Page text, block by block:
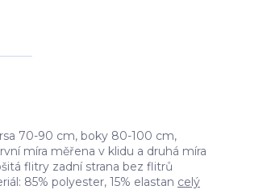
70-90 cm, boky 80-100 cm,
míra měřena v klidu a druhá míra
flitry zadní strana bez flitrů
85% polyester, 15% elastan celý